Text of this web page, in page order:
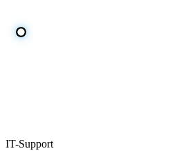
IT-Support